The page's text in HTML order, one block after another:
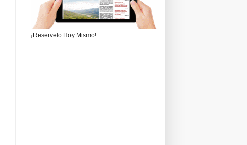
¡Reservelo Hoy Mismo!